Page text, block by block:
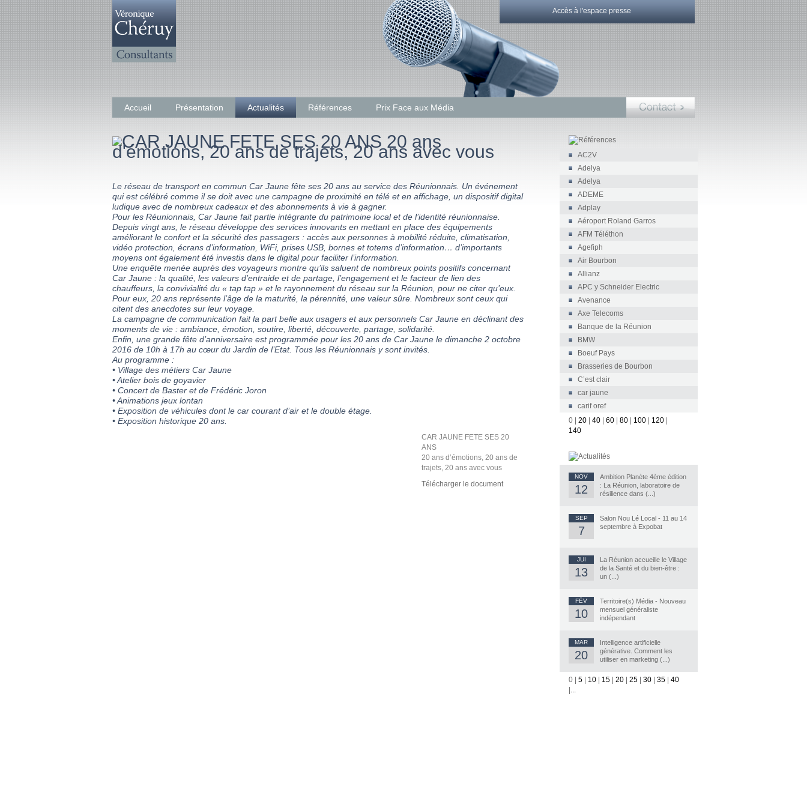
Accès à l'espace presse
Accueil Présentation Actualités Références Prix Face aux Média
Le réseau de transport en commun Car Jaune fête ses 20 ans au service des Réunionnais. Un événement
qui est célébré comme il se doit avec une campagne de proximité en télé et en affichage, un dispositif digital
ludique avec de nombreux cadeaux et des abonnements à vie à gagner.
Pour les Réunionnais, Car Jaune fait partie intégrante du patrimoine local et de l’identité réunionnaise.
Depuis vingt ans, le réseau développe des services innovants en mettant en place des équipements
améliorant le confort et la sécurité des passagers : accès aux personnes à mobilité réduite, climatisation,
vidéo protection, écrans d’information, WiFi, prises USB, bornes et totems d’information… d’importants
moyens ont également été investis dans le digital pour faciliter l’information.
Une enquête menée auprès des voyageurs montre qu’ils saluent de nombreux points positifs concernant
Car Jaune : la qualité, les valeurs d’entraide et de partage, l’engagement et le facteur de lien des
chauffeurs, la convivialité du « tap tap » et le rayonnement du réseau sur la Réunion, pour ne citer qu’eux.
Pour eux, 20 ans représente l’âge de la maturité, la pérennité, une valeur sûre. Nombreux sont ceux qui
citent des anecdotes sur leur voyage.
La campagne de communication fait la part belle aux usagers et aux personnels Car Jaune en déclinant des
moments de vie : ambiance, émotion, soutire, liberté, découverte, partage, solidarité.
Enfin, une grande fête d’anniversaire est programmée pour les 20 ans de Car Jaune le dimanche 2 octobre
2016 de 10h à 17h au cœur du Jardin de l’Etat. Tous les Réunionnais y sont invités.
Au programme :
• Village des métiers Car Jaune
• Atelier bois de goyavier
• Concert de Baster et de Frédéric Joron
• Animations jeux lontan
• Exposition de véhicules dont le car courant d’air et le double étage.
• Exposition historique 20 ans.
CAR JAUNE FETE SES 20
ANS
20 ans d’émotions, 20 ans de
trajets, 20 ans avec vous
Télécharger le document
AC2V
Adelya
Adelya
ADEME
Adplay
Aéroport Roland Garros
AFM Téléthon
Agefiph
Air Bourbon
Allianz
APC y Schneider Electric
Avenance
Axe Telecoms
Banque de la Réunion
BMW
Boeuf Pays
Brasseries de Bourbon
C’est clair
car jaune
carif oref
0
20 40 60 80 100 120
140
NOV
12
Ambition Planète 4ème édition
: La Réunion, laboratoire de
résilience dans (...)
SEP
7
Salon Nou Lé Local - 11 au 14
septembre à Expobat
JUI
13
La Réunion accueille le Village
de la Santé et du bien-être :
un (...)
FÉV
10
Territoire(s) Média - Nouveau
mensuel généraliste
indépendant
MAR
20
Intelligence artificielle
générative. Comment les
utiliser en marketing (...)
0 5 10 15 20 25 30 35
40
...